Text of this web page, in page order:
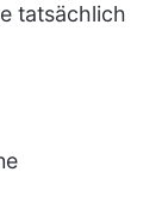
tatsächlich